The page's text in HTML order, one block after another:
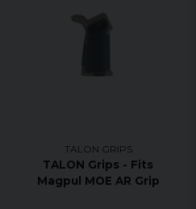
TALON GRIPS
TALON Grips - Fits
Magpul MOE AR Grip